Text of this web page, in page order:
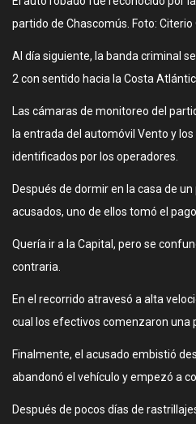
partido de Chascomús. Foto: Citerio
Al día siguiente, la banda criminal
2 con sentido hacia la Costa
Las cámaras de monitoreo del
la entrada del automóvil Vento y
identificados por los operadores.
Después de dormir en la casa de
acusados, uno de ellos tomó el
Quería ir a la Capital, pero se
contraria.
En el recorrido atravesó a alta
cual los efectivos comenzaron una
Finalmente, el acusado embistió
abandonó el vehículo y empezó a
Después de pocos días de